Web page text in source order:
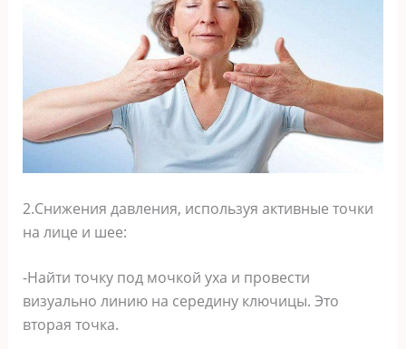
2.Снижения давления, используя активные точки
на лице и шее:
-Найти точку под мочкой уха и провести
визуально линию на середину ключицы. Это
вторая точка.